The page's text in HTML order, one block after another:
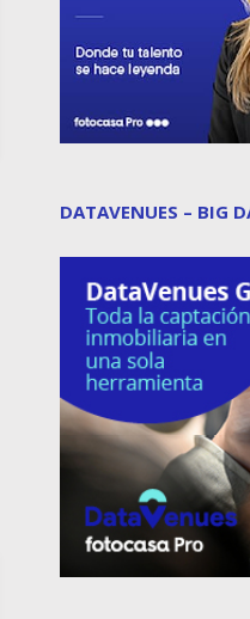
DATAVENUES – BIG